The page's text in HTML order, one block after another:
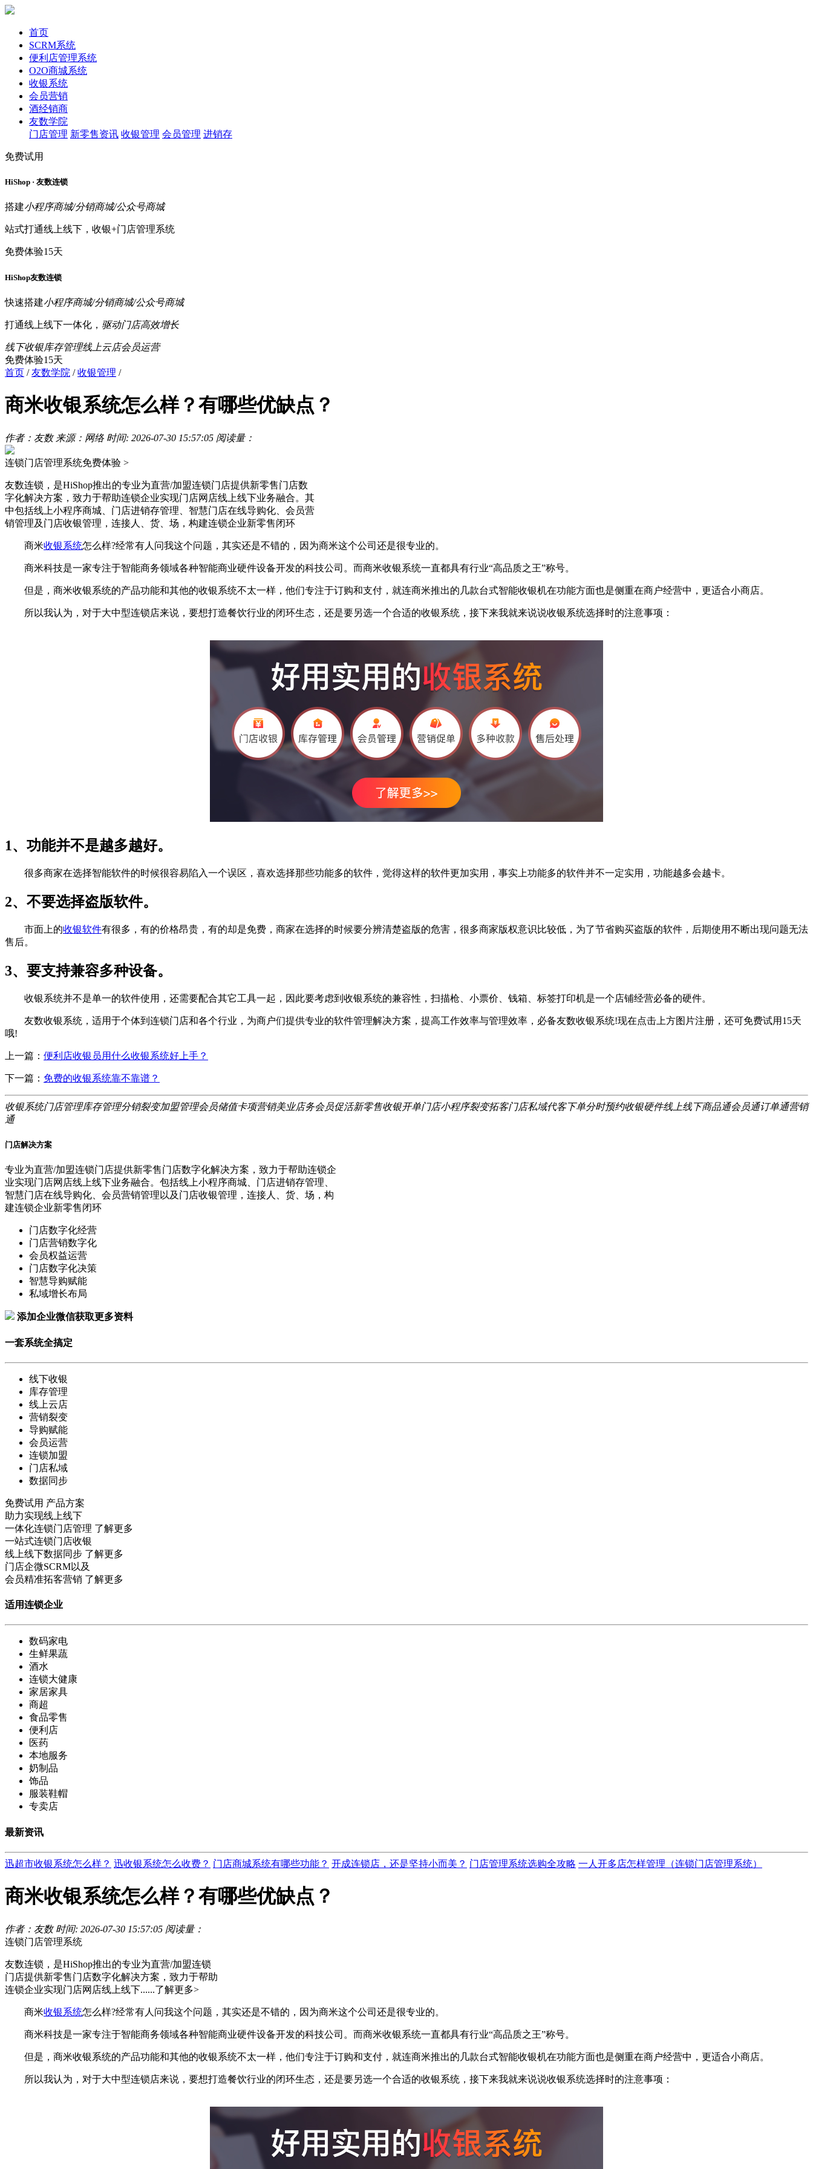
首页
SCRM系统
便利店管理系统
O2O商城系统
收银系统
会员营销
酒经销商
友数学院
门店管理 新零售资讯 收银管理 会员管理 进销存
免费试用
HiShop · 友数连锁
搭建小程序商城/分销商城/公众号商城
站式打通线上线下，收银+门店管理系统
免费体验15天
HiShop友数连锁
快速搭建小程序商城/分销商城/公众号商城
打通线上线下一体化， 驱动门店高效增长
线下收银库存管理线上云店会员运营
免费体验15天
首页 /友数学院 /收银管理 /
商米收银系统怎么样？有哪些优缺点？
作者：友数 来源：网络 时间: 2026-07-30 15:57:05 阅读量：
连锁门店管理系统免费体验 >
友数连锁，是HiShop推出的专业为直营/加盟连锁门店提供新零售门店数
字化解决方案，致力于帮助连锁企业实现门店网店线上线下业务融合。其
中包括线上小程序商城、门店进销存管理、智慧门店在线导购化、会员营
销管理及门店收银管理，连接人、货、场，构建连锁企业新零售闭环
商米收银系统怎么样?经常有人问我这个问题，其实还是不错的，因为商米这个公司还是很专业的。
商米科技是一家专注于智能商务领域各种智能商业硬件设备开发的科技公司。而商米收银系统一直都具有行业“高品质之王”称号。
但是，商米收银系统的产品功能和其他的收银系统不太一样，他们专注于订购和支付，就连商米推出的几款台式智能收银机在功能方面也是侧重在商户经营中，更适合小商店。
所以我认为，对于大中型连锁店来说，要想打造餐饮行业的闭环生态，还是要另选一个合适的收银系统，接下来我就来说说收银系统选择时的注意事项：
1、功能并不是越多越好。
很多商家在选择智能软件的时候很容易陷入一个误区，喜欢选择那些功能多的软件，觉得这样的软件更加实用，事实上功能多的软件并不一定实用，功能越多会越卡。
2、不要选择盗版软件。
市面上的收银软件有很多，有的价格昂贵，有的却是免费，商家在选择的时候要分辨清楚盗版的危害，很多商家版权意识比较低，为了节省购买盗版的软件，后期使用不断出现问题无法
售后。
3、要支持兼容多种设备。
收银系统并不是单一的软件使用，还需要配合其它工具一起，因此要考虑到收银系统的兼容性，扫描枪、小票价、钱箱、标签打印机是一个店铺经营必备的硬件。
友数收银系统，适用于个体到连锁门店和各个行业，为商户们提供专业的软件管理解决方案，提高工作效率与管理效率，必备友数收银系统!现在点击上方图片注册，还可免费试用15天
哦!
上一篇： 便利店收银员用什么收银系统好上手？
下一篇： 免费的收银系统靠不靠谱？
收银系统门店管理库存管理分销裂变加盟管理会员储值卡项营销美业店务会员促活新零售收银开单门店小程序裂变拓客门店私域代客下单分时预约收银硬件线上线下商品通会员通订单通营销
通
门店解决方案
专业为直营/加盟连锁门店提供新零售门店数字化解决方案，致力于帮助连锁企
业实现门店网店线上线下业务融合。包括线上小程序商城、门店进销存管理、
智慧门店在线导购化、会员营销管理以及门店收银管理，连接人、货、场，构
建连锁企业新零售闭环
门店数字化经营
门店营销数字化
会员权益运营
门店数字化决策
智慧导购赋能
私域增长布局
添加企业微信获取更多资料
一套系统全搞定
线下收银
库存管理
线上云店
营销裂变
导购赋能
会员运营
连锁加盟
门店私域
数据同步
免费试用 产品方案
助力实现线上线下
一体化连锁门店管理 了解更多
一站式连锁门店收银
线上线下数据同步 了解更多
门店企微SCRM以及
会员精准拓客营销 了解更多
适用连锁企业
数码家电
生鲜果蔬
酒水
连锁大健康
家居家具
商超
食品零售
便利店
医药
本地服务
奶制品
饰品
服装鞋帽
专卖店
最新资讯
迅超市收银系统怎么样？ 迅收银系统怎么收费？ 门店商城系统有哪些功能？ 开成连锁店，还是坚持小而美？ 门店管理系统选购全攻略 一人开多店怎样管理（连锁门店管理系统）
商米收银系统怎么样？有哪些优缺点？
作者：友数 时间: 2026-07-30 15:57:05 阅读量：
连锁门店管理系统
友数连锁，是HiShop推出的专业为直营/加盟连锁
门店提供新零售门店数字化解决方案，致力于帮助
连锁企业实现门店网店线上线下......了解更多>
商米收银系统怎么样?经常有人问我这个问题，其实还是不错的，因为商米这个公司还是很专业的。
商米科技是一家专注于智能商务领域各种智能商业硬件设备开发的科技公司。而商米收银系统一直都具有行业“高品质之王”称号。
但是，商米收银系统的产品功能和其他的收银系统不太一样，他们专注于订购和支付，就连商米推出的几款台式智能收银机在功能方面也是侧重在商户经营中，更适合小商店。
所以我认为，对于大中型连锁店来说，要想打造餐饮行业的闭环生态，还是要另选一个合适的收银系统，接下来我就来说说收银系统选择时的注意事项：